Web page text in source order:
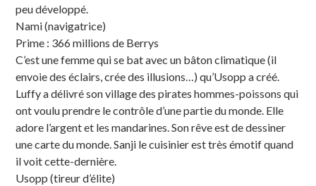
peu développé.
Nami (navigatrice)
Prime : 366 millions de Berrys
C’est une femme qui se bat avec un bâton climatique (il
envoie des éclairs, crée des illusions…) qu’Usopp a créé.
Luffy a délivré son village des pirates hommes-poissons qui
ont voulu prendre le contrôle d’une partie du monde. Elle
adore l’argent et les mandarines. Son rêve est de dessiner
une carte du monde. Sanji le cuisinier est très émotif quand
il voit cette-dernière.
Usopp (tireur d’élite)